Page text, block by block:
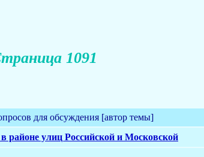
1091
для обсуждения [автор темы]
районе улиц Российской и Московской